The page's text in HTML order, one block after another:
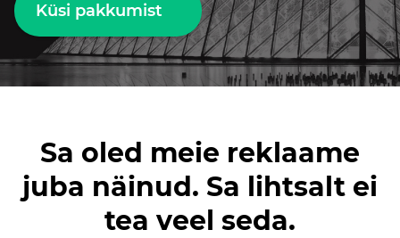
Küsi pakkumist
Sa oled meie reklaame
juba näinud. Sa lihtsalt ei
tea veel seda.